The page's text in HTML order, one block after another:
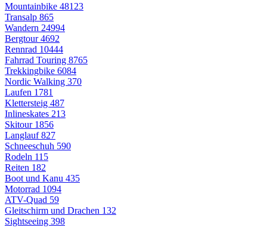
Mountainbike 48123
Transalp 865
Wandern 24994
Bergtour4692
Rennrad 10444
Fahrrad Touring 8765
Trekkingbike 6084
Nordic Walking 370
Laufen 1781
Klettersteig 487
Inlineskates 213
Skitour 1856
Langlauf827
Schneeschuh 590
Rodeln 115
Reiten 182
Boot und Kanu 435
Motorrad 1094
ATV-Quad 59
Gleitschirm und Drachen 132
Sightseeing 398